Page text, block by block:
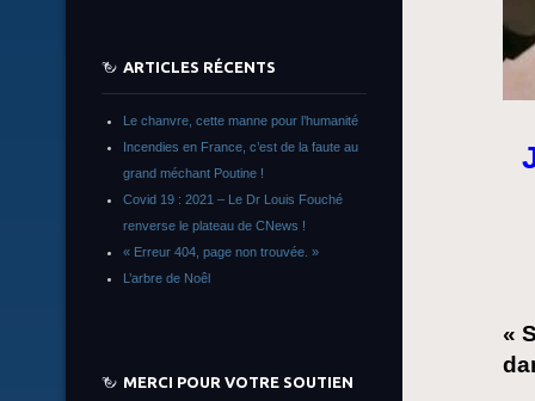
«
ARTICLES RÉCENTS
Le chanvre, cette manne pour l’humanité
Incendies en France, c’est de la faute au
grand méchant Poutine !
Covid 19 : 2021 – Le Dr Louis Fouché
renverse le plateau de CNews !
« Erreur 404, page non trouvée. »
L’arbre de Noêl
MERCI POUR VOTRE SOUTIEN